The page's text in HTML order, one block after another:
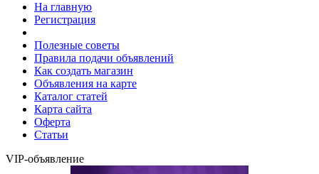
На главную
Регистрация
Полезные советы
Правила подачи объявлений
Как создать магазин
Объявления на карте
Каталог статей
Карта сайта
Оферта
Статьи
VIP-объявление